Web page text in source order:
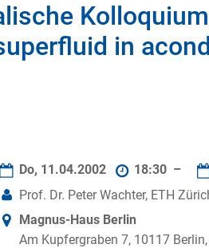
in
Do, 11.04.2002 18:30 –
Prof. Dr. Peter Wachter, ETH
Magnus-Haus Berlin
Am Kupfergraben 7, 10117